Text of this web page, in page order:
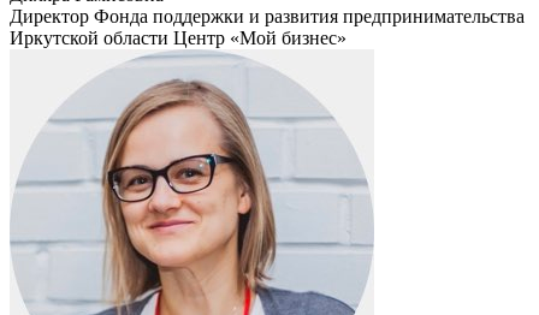
Директор Фонда поддержки и развития предпринимательства
Иркутской области Центр «Мой бизнес»